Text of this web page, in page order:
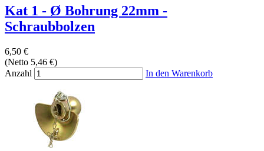
Kat 1 - Ø Bohrung 22mm -
Schraubbolzen
6,50 €
(Netto 5,46 €)
Anzahl
In den Warenkorb